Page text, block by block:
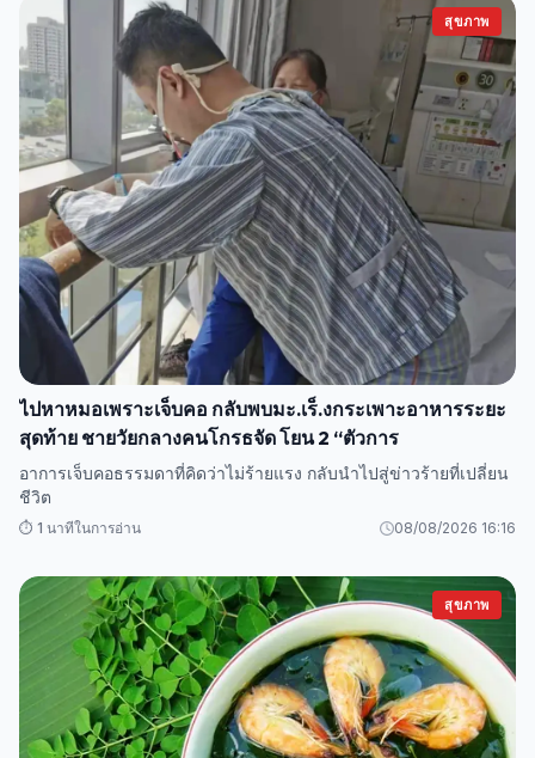
สุขภาพ
ไปหาหมอเพราะเจ็บคอ กลับพบมะ.เร็.งกระเพาะอาหารระยะ
สุดท้าย ชายวัยกลางคนโกรธจัด โยน 2 “ตัวการ
อาการเจ็บคอธรรมดาที่คิดว่าไม่ร้ายแรง กลับนำไปสู่ข่าวร้ายที่เปลี่ยน
ชีวิต
⏱️ 1 นาทีในการอ่าน 08/08/2026 16:16
สุขภาพ